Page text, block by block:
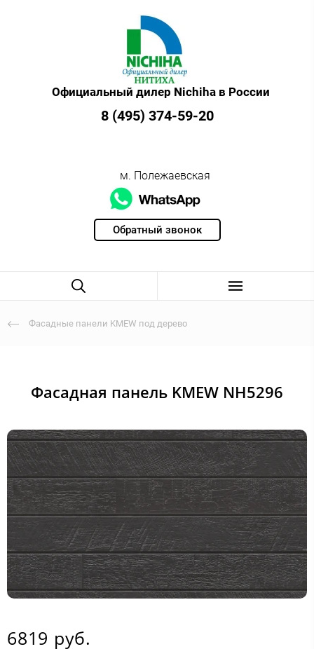
Обратный звонок
Официальный дилер Nichiha в России
8 (495) 374-59-20
м. Полежаевская
Фасадные панели KMEW под дерево
Фасадная панель KMEW NH5296
6819 руб.